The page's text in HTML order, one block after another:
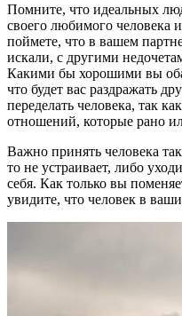
Помните, что идеальных
своего любимого человека
поймете, что в вашем
искали, с другими
Какими бы хорошими вы
что будет вас раздражать
переделать человека, так
отношений, которые рано
Важно принять человека
то не устраивает, либо
себя. Как только вы
увидите, что человек в